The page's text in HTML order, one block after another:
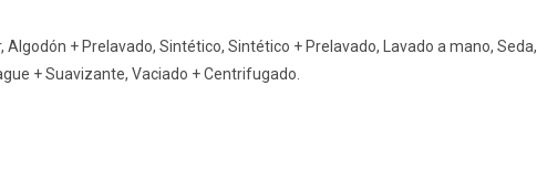
+ Prelavado, Sintético, Sintético + Prelavado, Lavado a mano, Seda,
+ Suavizante, Vaciado + Centrifugado.